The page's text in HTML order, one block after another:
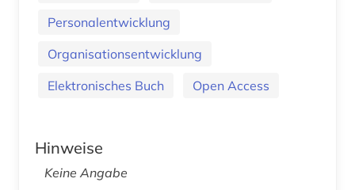
Personalentwicklung
Organisationsentwicklung
Elektronisches Buch
Open Access
Hinweise
Keine Angabe